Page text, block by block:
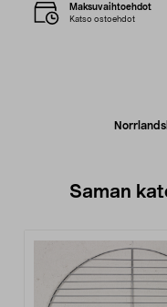
Maksuvaihtoehdot
Katso ostoehdot
Saman